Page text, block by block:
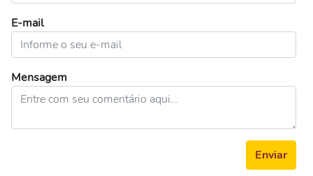
E-mail
Mensagem
Enviar